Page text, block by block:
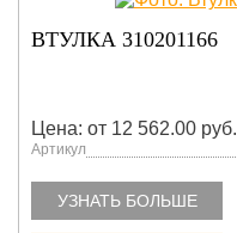
ВТУЛКА 310201166
Цена: от 12 562.00 руб.
Артикул
УЗНАТЬ БОЛЬШЕ